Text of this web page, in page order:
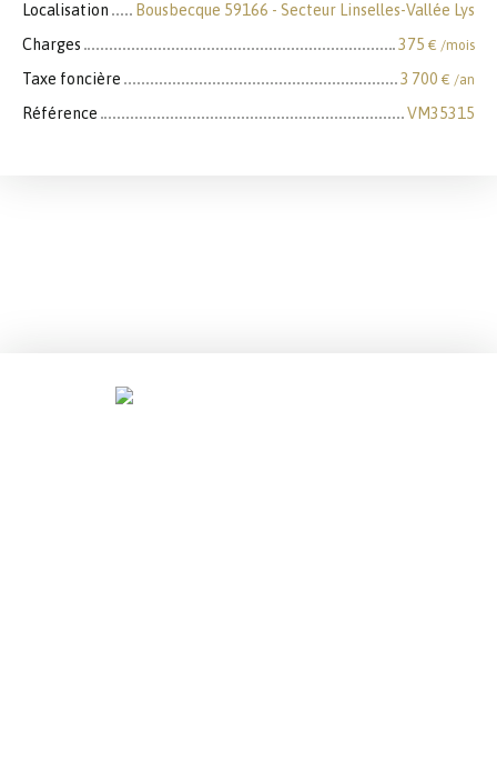
Localisation
Bousbecque 59166 - Secteur Linselles-Vallée Lys
Charges
375 € /mois
Taxe foncière 3 700 € /an
Référence VM35315